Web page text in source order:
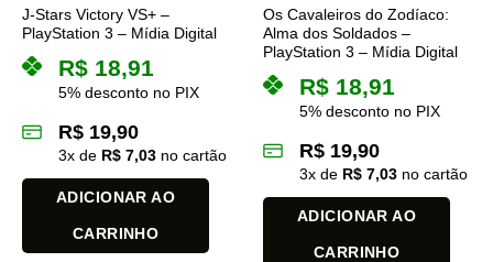
J-Stars Victory VS+ –
PlayStation 3 – Mídia Digital
R$ 18,91
5% desconto no PIX
R$ 19,90
3x de R$ 7,03 no cartão
ADICIONAR AO
CARRINHO
Os Cavaleiros do Zodíaco:
Alma dos Soldados –
PlayStation 3 – Mídia Digital
R$ 18,91
5% desconto no PIX
R$ 19,90
3x de R$ 7,03 no cartão
ADICIONAR AO
CARRINHO